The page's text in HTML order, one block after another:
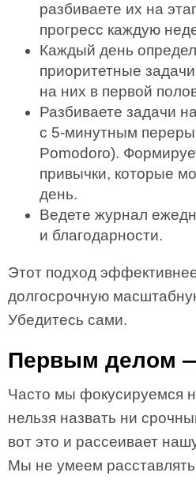
разбиваете их на
прогресс каждую
Каждый день
приоритетные
на них в первой
Разбиваете задачи
с 5-минутным
Pomodoro).
привычки, которые
день.
Ведете журнал
и благодарности.
Этот подход
долгосрочную
Убедитесь сами.
Первым делом
Часто мы фокусируемся
нельзя назвать ни
вот это и рассеивает
Мы не умеем